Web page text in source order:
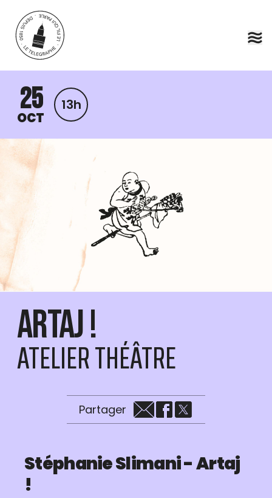
Aller au contenu principal
25
OCT
13h
Artaj !
ATELIER THÉÂTRE
Partager
Stéphanie Slimani - Artaj
!